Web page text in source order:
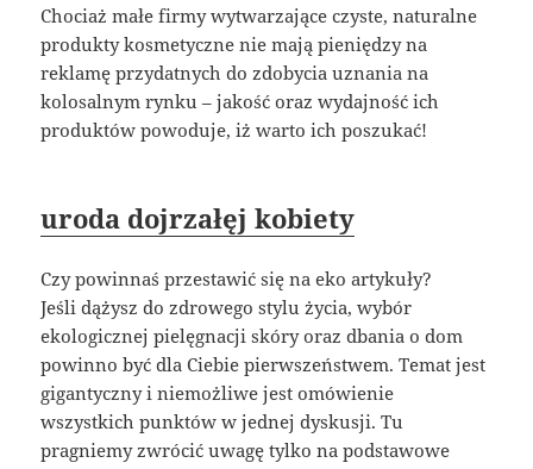
Chociaż małe firmy wytwarzające czyste, naturalne
produkty kosmetyczne nie mają pieniędzy na
reklamę przydatnych do zdobycia uznania na
kolosalnym rynku – jakość oraz wydajność ich
produktów powoduje, iż warto ich poszukać!
uroda dojrzałęj kobiety
Czy powinnaś przestawić się na eko artykuły?
Jeśli dążysz do zdrowego stylu życia, wybór
ekologicznej pielęgnacji skóry oraz dbania o dom
powinno być dla Ciebie pierwszeństwem. Temat jest
gigantyczny i niemożliwe jest omówienie
wszystkich punktów w jednej dyskusji. Tu
pragniemy zwrócić uwagę tylko na podstawowe